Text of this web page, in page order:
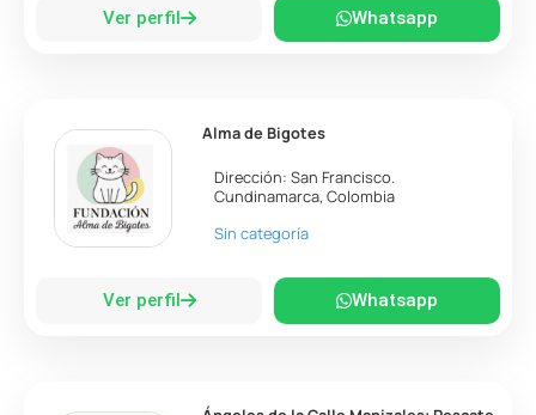
Ver perfil Whatsapp
Alma de Bigotes
Dirección:San Francisco.
Cundinamarca,Colombia
Sin categoría
Ver perfil Whatsapp